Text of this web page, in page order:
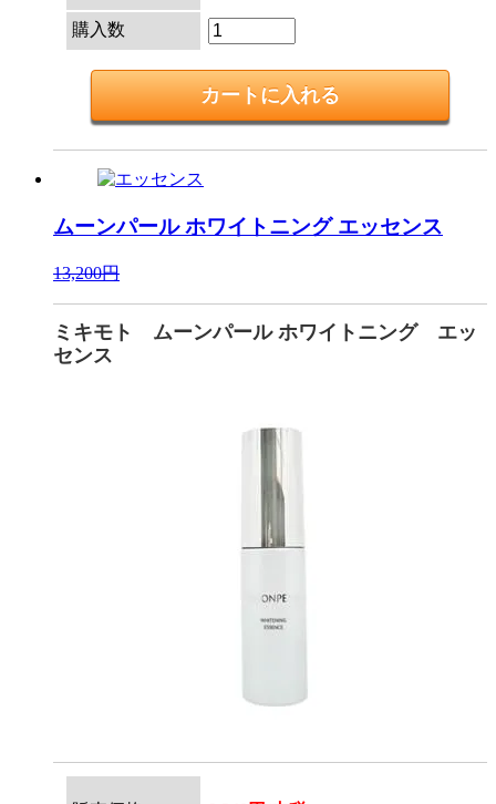
購入数
ムーンパール ホワイトニング エッセンス
13,200円
ミキモト ムーンパール ホワイトニング エッ
センス